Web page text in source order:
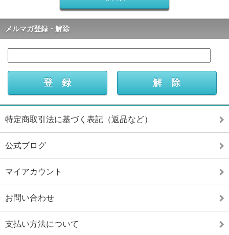
メルマガ登録・解除
特定商取引法に基づく表記（返品など）
公式ブログ
マイアカウント
お問い合わせ
支払い方法について